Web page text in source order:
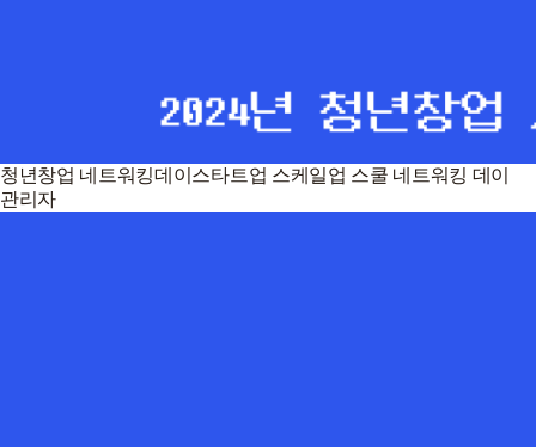
청년창업 네트워킹데이스타트업 스케일업 스쿨 네트워킹 데이
관리자